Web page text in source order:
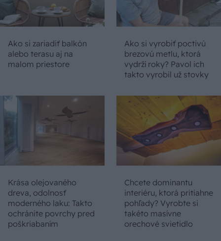
Ako si zariadiť balkón
alebo terasu aj na
malom priestore
Ako si vyrobiť poctivú
brezovú metlu, ktorá
vydrží roky? Pavol ich
takto vyrobil už stovky
Krása olejovaného
dreva, odolnosť
moderného laku: Takto
ochránite povrchy pred
poškriabaním
Chcete dominantu
interiéru, ktorá pritiahne
pohľady? Vyrobte si
takéto masívne
orechové svietidlo